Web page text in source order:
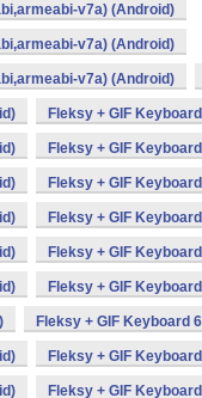
v7a) (Android)
v7a) (Android)
v7a) (Android)
Fleksy + GIF
Fleksy + GIF
Fleksy + GIF
Fleksy + GIF
Fleksy + GIF
Fleksy + GIF
Fleksy + GIF Keyboard
Fleksy + GIF
Fleksy + GIF